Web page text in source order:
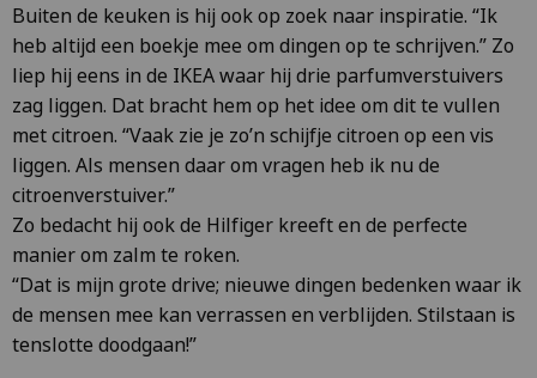
Buiten de keuken is hij ook op zoek naar inspiratie. “Ik
heb altijd een boekje mee om dingen op te schrijven.” Zo
liep hij eens in de IKEA waar hij drie parfumverstuivers
zag liggen. Dat bracht hem op het idee om dit te vullen
met citroen. “Vaak zie je zo’n schijfje citroen op een vis
liggen. Als mensen daar om vragen heb ik nu de
citroenverstuiver.”
Zo bedacht hij ook de Hilfiger kreeft en de perfecte
manier om zalm te roken.
“Dat is mijn grote drive; nieuwe dingen bedenken waar ik
de mensen mee kan verrassen en verblijden. Stilstaan is
tenslotte doodgaan!”